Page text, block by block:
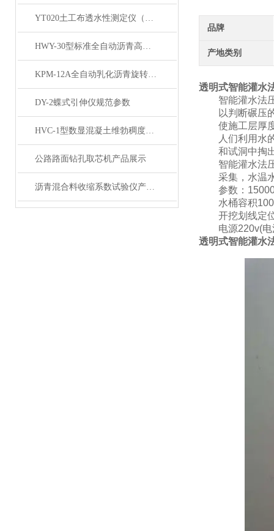
YT020土工布透水性测定仪（台式）产品简介
HWY-30型标准全自动沥青高低温循环水浴箱产品展示
KPM-12A全自动乳化沥青旋转瓶磨耗试验仪展示
DY-2蝶式引伸仪规范参数
HVC-1型数显混凝土维勃稠度仪产品展示
公路路面钻孔取芯机产品展示
沥青混合料收缩系数试验仪产品展示
品牌
产地类别
透明式智能灌水
智能灌水法压
以判断碾压的
使施工层厚度
人们利用水的
和试洞中掏出
智能灌水法压
采集，水温水
参数：
水桶容积
开挖划线定
电源220v(
透明式智能灌水